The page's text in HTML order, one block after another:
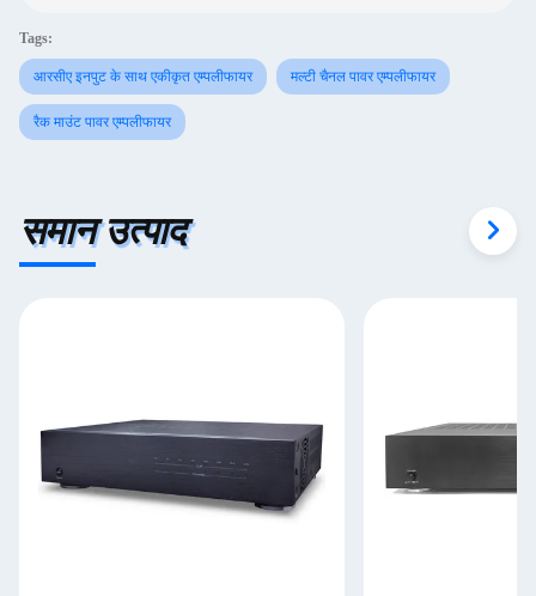
Tags:
आरसीए इनपुट के साथ एकीकृत एम्पलीफायर मल्टी चैनल पावर एम्पलीफायर
रैक माउंट पावर एम्पलीफायर
समान उत्पाद